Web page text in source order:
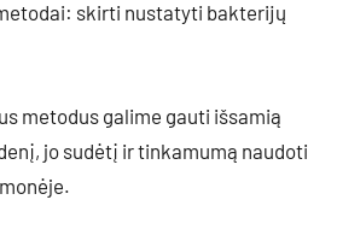
skirti nustatyti bakterijų
metodus galime gauti išsamią
jo sudėtį ir tinkamumą naudoti